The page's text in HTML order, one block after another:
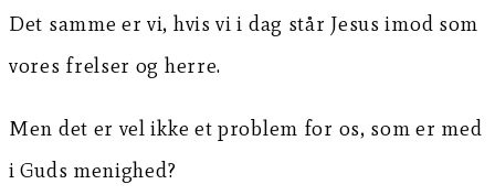
Det samme er vi, hvis vi i dag står Jesus imod som
vores frelser og herre.
Men det er vel ikke et problem for os, som er med
i Guds menighed?